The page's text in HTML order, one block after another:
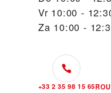
Vr 10:00 -
Za 10:00 -
+33 2 35 98 15 65